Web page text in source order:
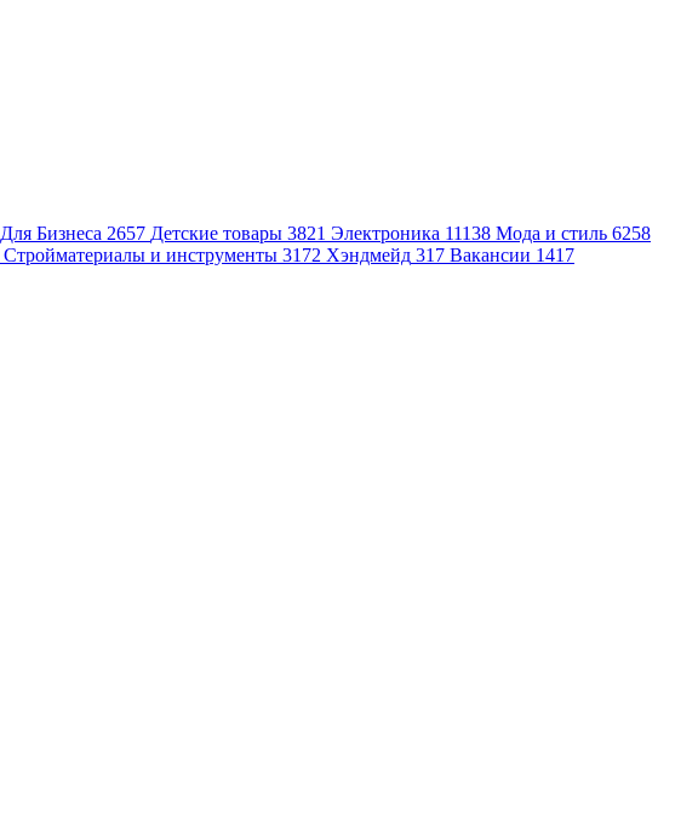
Для Бизнеса 2657 Детские товары 3821 Электроника 11138 Мода и стиль 6258
Стройматериалы и инструменты 3172 Хэндмейд 317 Вакансии 1417